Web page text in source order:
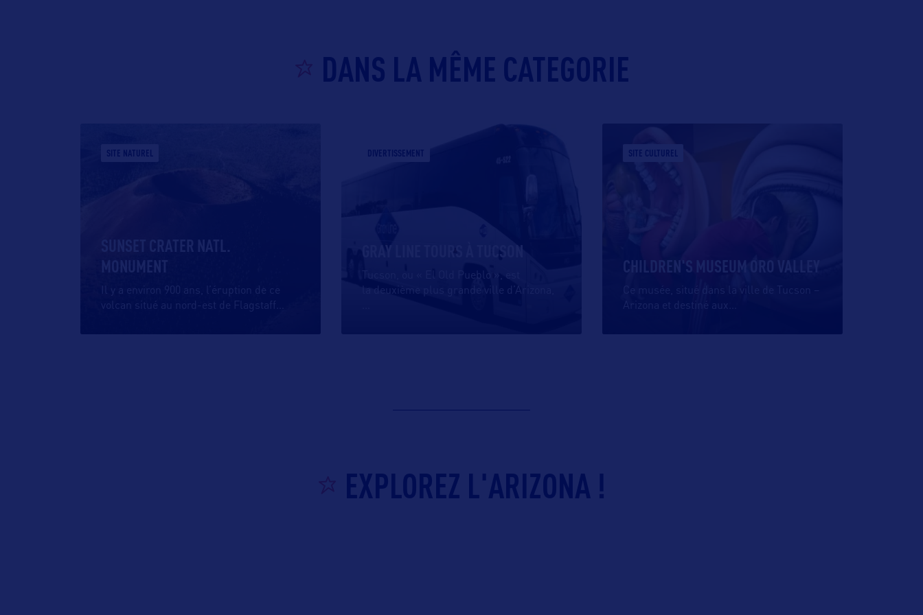
DANS LA MÊME CATEGORIE
SITE NATUREL
MONUMENT
Il y a environ 900 ans, l’éruption de ce
volcan situé au nord-est de Flagstaff
DIVERTISSEMENT
GRAY LINE TOURS À TUCSON
Tucson, ou « El Old Pueblo », est
la deuxième plus grande ville d’Arizona,
SITE CULTUREL
CHILDREN'S MUSEUM ORO VALLEY
Ce musée, situé dans la ville de Tucson –
Arizona et destiné aux
EXPLOREZ L'ARIZONA !